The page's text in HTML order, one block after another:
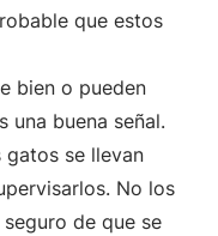
que estos
bien o pueden
una buena señal.
gatos se llevan
No los
de que se